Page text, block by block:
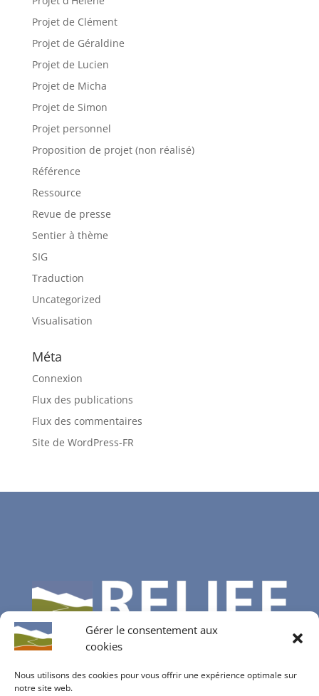
Gérer le consentement aux
cookies
Nous utilisons des cookies pour vous offrir une expérience optimale sur
notre site web.
Projet de Clément
Projet de Géraldine
Projet de Lucien
Projet de Micha
Projet de Simon
Projet personnel
Proposition de projet (non réalisé)
Référence
Ressource
Revue de presse
Sentier à thème
SIG
Traduction
Uncategorized
Visualisation
Méta
Connexion
Flux des publications
Flux des commentaires
Site de WordPress-FR